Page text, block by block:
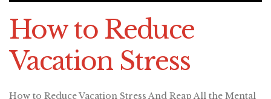
How to Reduce
Vacation Stress
How to Reduce Vacation Stress And Reap All the Mental